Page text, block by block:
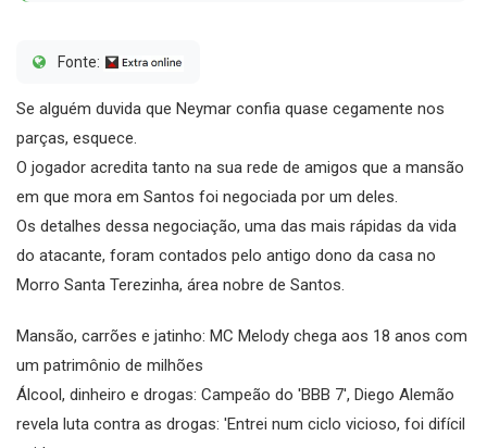
Fonte:
Se alguém duvida que Neymar confia quase cegamente nos
parças, esquece.
O jogador acredita tanto na sua rede de amigos que a mansão
em que mora em Santos foi negociada por um deles.
Os detalhes dessa negociação, uma das mais rápidas da vida
do atacante, foram contados pelo antigo dono da casa no
Morro Santa Terezinha, área nobre de Santos.
Mansão, carrões e jatinho: MC Melody chega aos 18 anos com
um patrimônio de milhões
Álcool, dinheiro e drogas: Campeão do 'BBB 7', Diego Alemão
revela luta contra as drogas: 'Entrei num ciclo vicioso, foi difícil